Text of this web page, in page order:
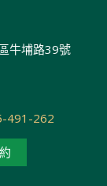
牛埔路39號
491-262